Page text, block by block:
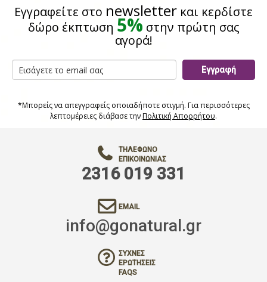
Εγγραφείτε στο newsletter και κερδίστε
δώρο έκπτωση 5% στην πρώτη σας
αγορά!
Εγγραφή
*Μπορείς να απεγγραφείς οποιαδήποτε στιγμή. Για περισσότερες
λεπτομέρειες διάβασε τηνΠολιτική Απορρήτου.
ΤΗΛΈΦΩΝΟ
ΕΠΙΚΟΙΝΩΝΊΑΣ
2316 019 331
EMAIL
info@gonatural.gr
ΣΥΧΝΈΣ
ΕΡΩΤΉΣΕΙΣ
FAQS